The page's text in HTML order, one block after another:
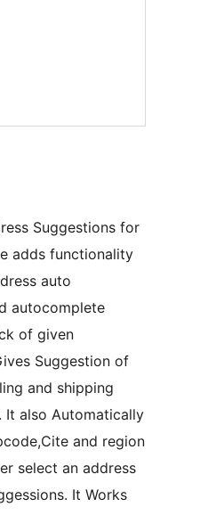
Suggestions for
adds functionality
auto
autocomplete
of given
Suggestion of
and shipping
It also Automatically
and region
select an address
It Works